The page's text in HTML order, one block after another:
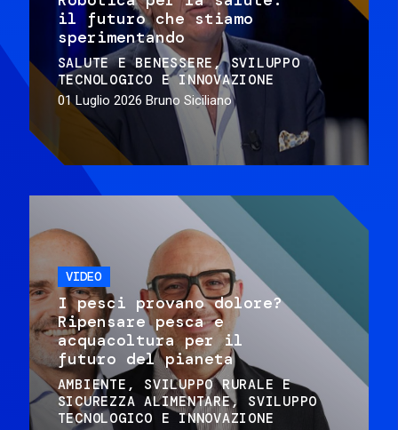
il futuro che stiamo
sperimentando
SALUTE E BENESSERE
SVILUPPO
TECNOLOGICO E INNOVAZIONE
01 Luglio 2026 Bruno Siciliano
VIDEO
I pesci provano dolore?
Ripensare pesca e
acquacoltura per il
futuro del pianeta
AMBIENTE
SVILUPPO RURALE E
SICUREZZA ALIMENTARE
SVILUPPO
TECNOLOGICO E INNOVAZIONE